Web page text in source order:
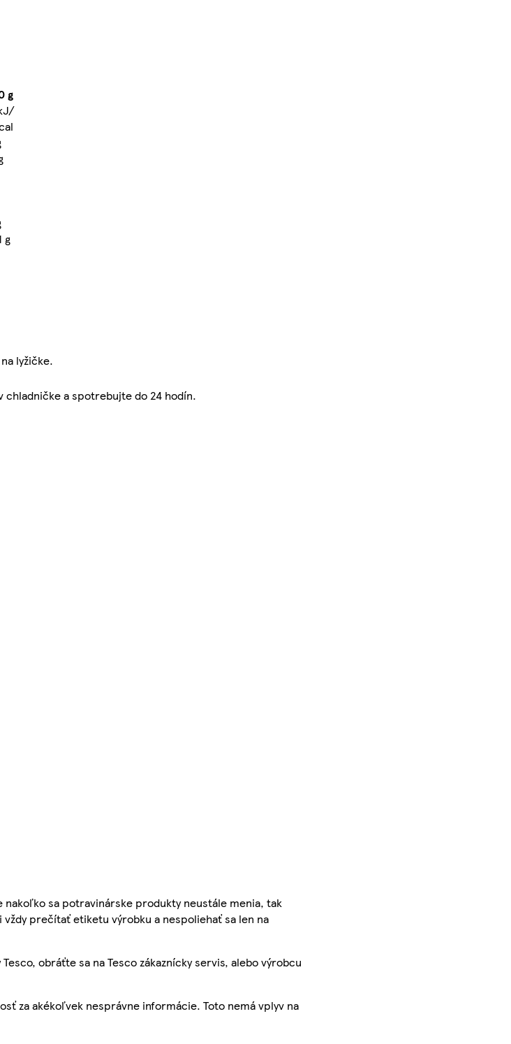
g
g
lyžičke.
a spotrebujte do 24 hodín.
sa potravinárske produkty neustále menia, tak
vždy prečítať etiketu výrobku a nespoliehať sa len na
obráťte sa na Tesco zákaznícky servis, alebo výrobcu
za akékoľvek nesprávne informácie. Toto nemá vplyv na